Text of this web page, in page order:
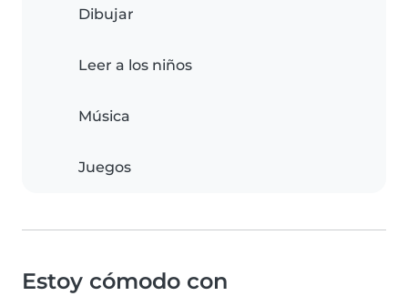
Dibujar
Leer a los niños
Música
Juegos
Estoy cómodo con